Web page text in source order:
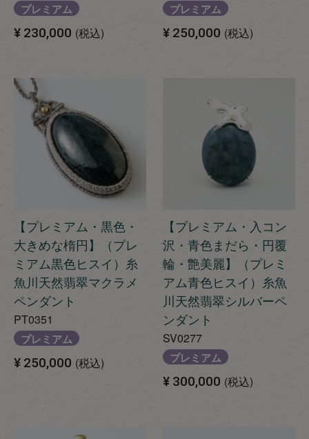
プレミアム
¥ 230,000 税込
プレミアム
¥ 250,000 税込
【プレミアム・黒色・
大きめな楕円】（プレ
ミアム黒色ヒスイ）糸
魚川天然翡翠マクラメ
ペンダント
PT0351
プレミアム
¥ 250,000 税込
【プレミアム・入コン
沢・青色まだら・円覆
輪・艶美麗】（プレミ
アム青色ヒスイ）糸魚
川天然翡翠シルバーペ
ンダント
SV0277
プレミアム
¥ 300,000 税込